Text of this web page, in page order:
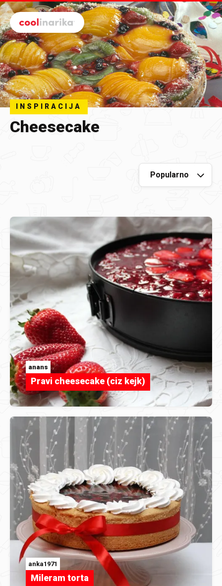
Preskoči na glavni sadržaj
INSPIRACIJA
Cheesecake
anans
Pravi cheesecake (ciz kejk)
anka1971
Mileram torta